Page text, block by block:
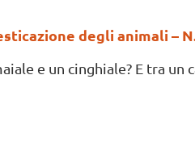
degli animali –
e un cinghiale? E tra un